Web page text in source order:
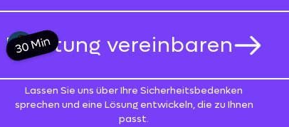
Beratung vereinbaren
30 Min
Lassen Sie uns über Ihre Sicherheitsbedenken
sprechen und eine Lösung entwickeln, die zu Ihnen
passt.